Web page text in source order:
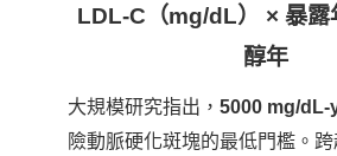
LDL-C（mg/dL） × 暴露
醇年
大規模研究指出，5000 mg/dL-
險動脈硬化斑塊的最低門檻。